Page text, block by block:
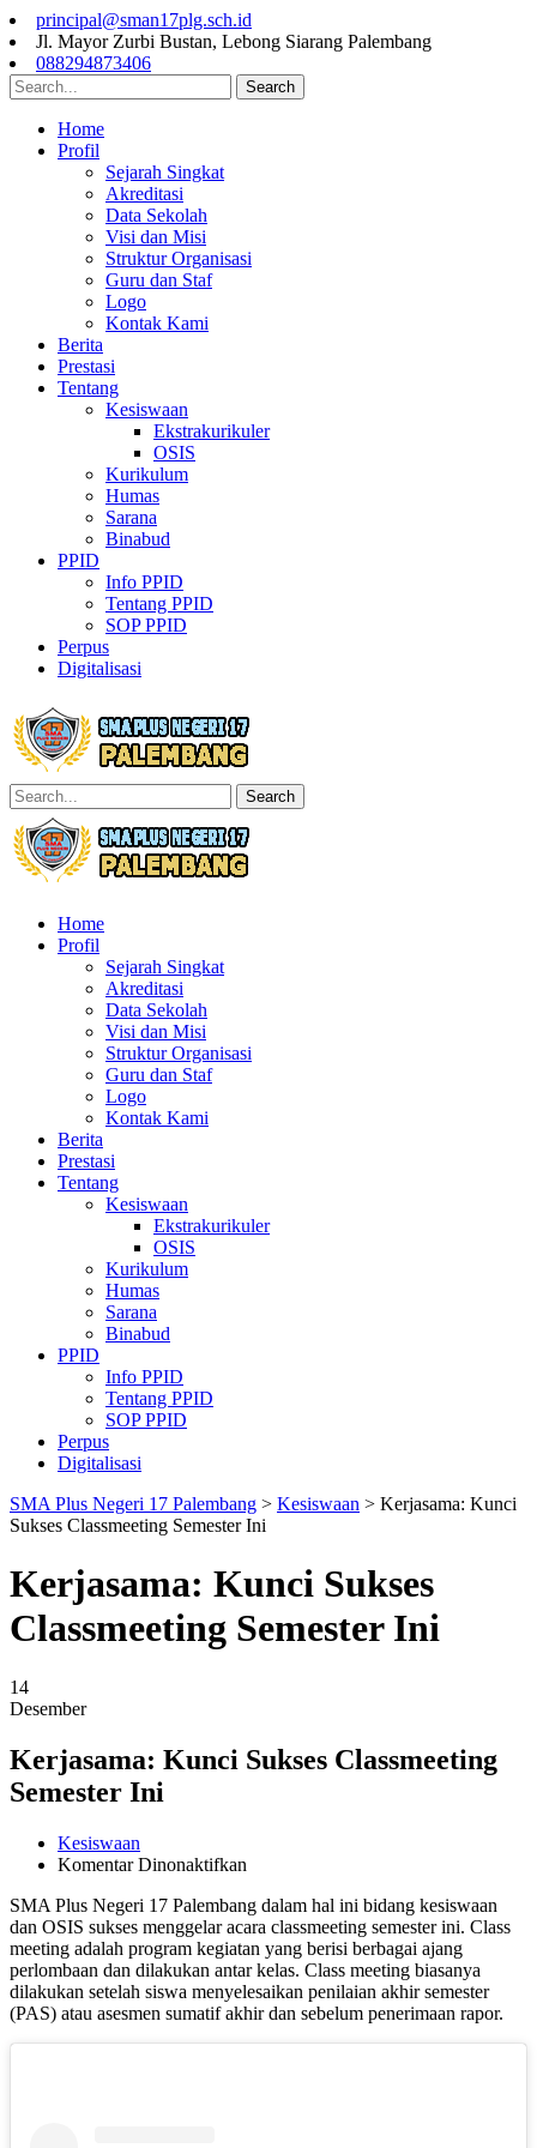
principal@sman17plg.sch.id
Jl. Mayor Zurbi Bustan, Lebong Siarang Palembang
088294873406
Search
Home
Profil
Sejarah Singkat
Akreditasi
Data Sekolah
Visi dan Misi
Struktur Organisasi
Guru dan Staf
Logo
Kontak Kami
Berita
Prestasi
Tentang
Kesiswaan
Ekstrakurikuler
OSIS
Kurikulum
Humas
Sarana
Binabud
PPID
Info PPID
Tentang PPID
SOP PPID
Perpus
Digitalisasi
Search
Home
Profil
Sejarah Singkat
Akreditasi
Data Sekolah
Visi dan Misi
Struktur Organisasi
Guru dan Staf
Logo
Kontak Kami
Berita
Prestasi
Tentang
Kesiswaan
Ekstrakurikuler
OSIS
Kurikulum
Humas
Sarana
Binabud
PPID
Info PPID
Tentang PPID
SOP PPID
Perpus
Digitalisasi
SMA Plus Negeri 17 Palembang > Kesiswaan > Kerjasama: Kunci
Sukses Classmeeting Semester Ini
Kerjasama: Kunci Sukses
Classmeeting Semester Ini
14
Desember
Kerjasama: Kunci Sukses Classmeeting
Semester Ini
Kesiswaan
Komentar Dinonaktifkan
Kunci
Sukses
Classmeeting
Semester
Ini
SMA Plus Negeri 17 Palembang dalam hal ini bidang kesiswaan
dan OSIS sukses menggelar acara classmeeting semester ini. Class
meeting adalah program kegiatan yang berisi berbagai ajang
perlombaan dan dilakukan antar kelas. Class meeting biasanya
dilakukan setelah siswa menyelesaikan penilaian akhir semester
(PAS) atau asesmen sumatif akhir dan sebelum penerimaan rapor.